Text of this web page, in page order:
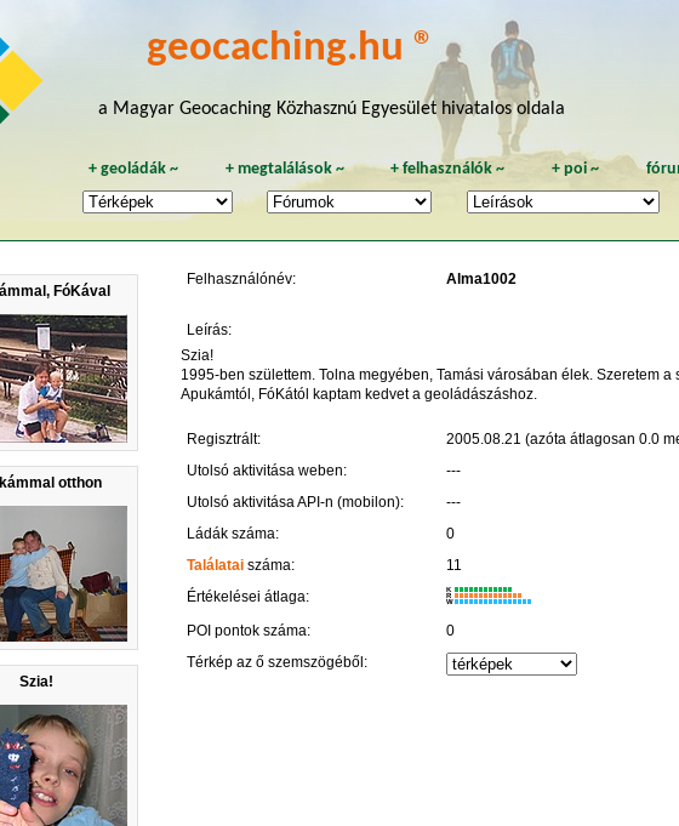
geocaching.hu ®
a Magyar Geocaching Közhasznú Egyesület hivatalos oldala
+geoládák ~ + megtalálások~ +felhasználók ~ + poi~
FóKával
otthon
Szia!
Felhasználónév: Alma1002
Leírás:
Szia!
1995-ben születtem. Tolna megyében, Tamási városában élek. Szeretem a
Apukámtól, FóKától kaptam kedvet a geoládászáshoz.
Regisztrált:
2005.08.21 (azóta átlagosan 0.0
Utolsó aktivitása weben:
---
Utolsó aktivitása API-n (mobilon):
---
Ládák száma:
0
Találatai száma:
11
Értékelései átlaga:
K
R
W
POI pontok száma:
0
Térkép az ő szemszögéből: